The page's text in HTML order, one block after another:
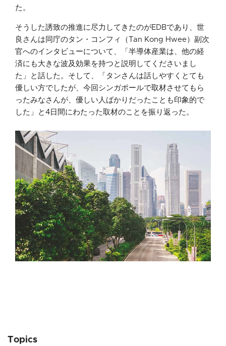
た。
そうした誘致の推進に尽力してきたのがEDBであり、世
良さんは同庁のタン・コンフィ（Tan Kong Hwee）副次
官へのインタビューについて、「半導体産業は、他の経
済にも大きな波及効果を持つと説明してくださいまし
た」と話した。そして、「タンさんは話しやすくとても
優しい方でしたが、今回シンガポールで取材させてもら
ったみなさんが、優しい人ばかりだったことも印象的で
した」と4日間にわたった取材のことを振り返った。
Topics